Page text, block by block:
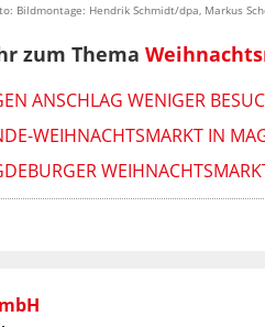
Bildmontage: Hendrik Schmidt/dpa, Markus
zum Thema
ANSCHLAG WENIGER
WEIHNACHTSMARKT IN